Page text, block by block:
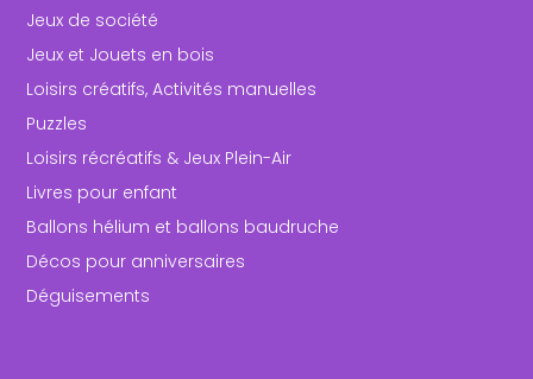
Jeux de société
Jeux et Jouets en bois
Loisirs créatifs, Activités manuelles
Puzzles
Loisirs récréatifs & Jeux Plein-Air
Livres pour enfant
Ballons hélium et ballons baudruche
Décos pour anniversaires
Déguisements